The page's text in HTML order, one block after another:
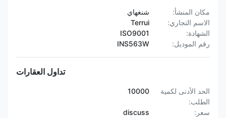
مكان المنشأ:
شنغهاي
الاسم التجاري:
Terrui
الشهادة:
ISO9001
رقم الموديل:
INS563W
تداول العقارات
الحد الأدنى لكمية
الطلب:
10000
سعر:
discuss